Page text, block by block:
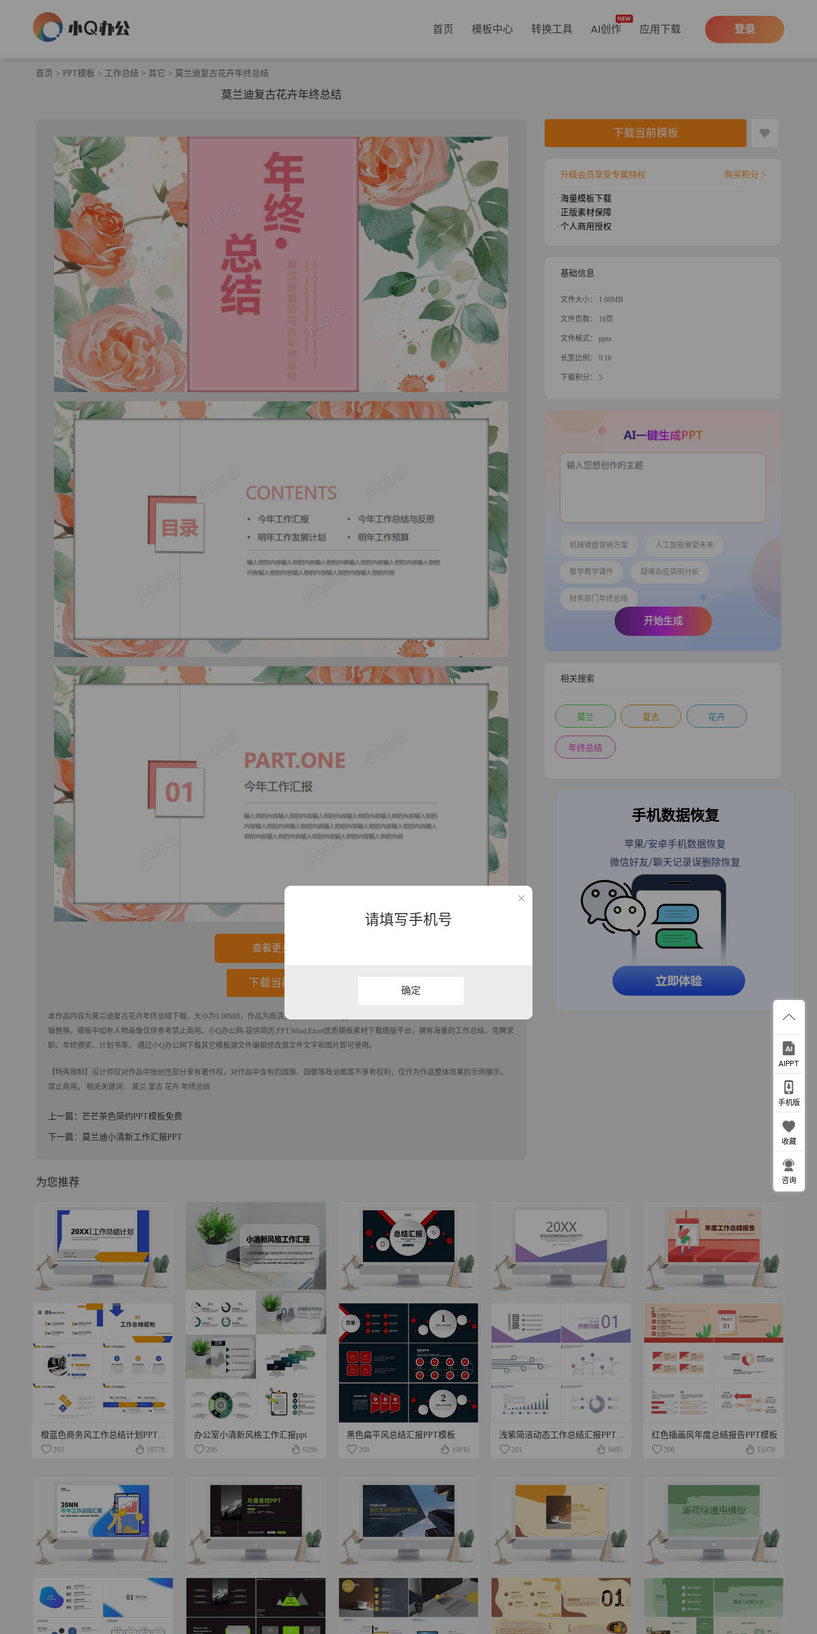
首页 模板中心 转换工具 AI创作 应用下载 登录
首页 > PPT模板 > 工作总结 > 其它 > 莫兰迪复古花卉年终总结
莫兰迪复古花卉年终总结
查看更多内容
下载当前模板
本作品内容为莫兰迪复古花卉年终总结 下载，大小为1.08MB，作品为高清大图模板，格式为pptx， 属于
辑替换，模板中如有人物画像仅供参考禁止商用。 小Q办公网-提供简历,PPT,Word,Excel优质模板素材下载模版平台，拥有海量的工作总结、竞聘求
职、年终颁奖、计划书等。 通过小Q办公网下载其它模板源文件编辑修改源文件文字和图片即可使用。
【特殊限制】设计师仅对作品中独创性部分享有著作权，对作品中含有的国旗、国徽等政治图案不享有权利，仅作为作品整体效果的示例展示，
禁止商用。 相关关键词： 莫兰 复古 花卉 年终总结
上一篇：芒芒茶色简约PPT模板免费
下一篇：莫兰迪小清新工作汇报PPT
下载当前模板
升级会员享受专属特权 购买积分 >
· 海量模板下载
· 正版素材保障
· 个人商用授权
基础信息
文件大小： 1.08MB
文件页数： 16页
文件格式： pptx
长宽比例： 9:16
下载积分： 5
机械键盘营销方案 人工智能展望未来
数学教学课件 疑难杂症病例分析
财务部门年终总结
开始生成
相关搜索
莫兰 复古 花卉
年终总结
手机数据恢复
苹果/安卓手机数据恢复
微信好友/聊天记录误删除恢复
为您推荐
203 10770
办公室小清新风格工作汇报ppt
206 9286
黑色扁平风总结汇报PPT模板
200 10816
浅紫简洁动态工作总结汇报PPT模板
201 9495
红色插画风年度总结报告PPT模板
200 11070
AIPPT
手机版
收藏
咨询
请填写手机号
确定